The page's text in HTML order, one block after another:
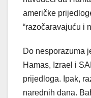
američke
“razočaravajuću i
Do nesporazuma
Hamas, Izrael i
prijedloga. Ipak,
narednih dana.